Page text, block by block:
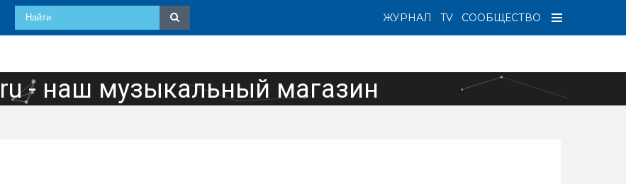
СООБЩЕСТВО
TV
ЖУРНАЛ
- наш музыкальный магазин